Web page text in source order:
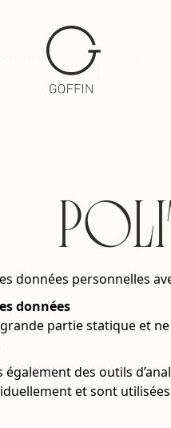
Contact
données personnelles
données
partie statique et
également des outils
et sont